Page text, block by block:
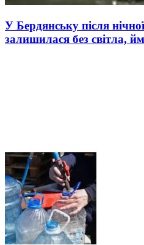
У Бердянську після
залишилася без світла,